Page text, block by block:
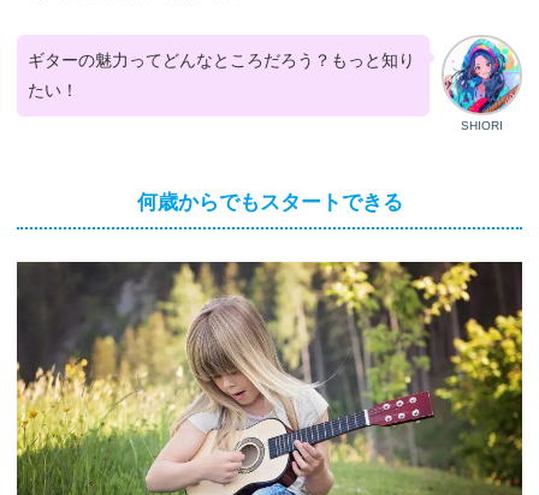
ギター初心者に優しい教室ピックアップ
まとめ
SHIORI
ギターの魅力ってどんなところだろう？もっと知り
たい！
何歳からでもスタートできる